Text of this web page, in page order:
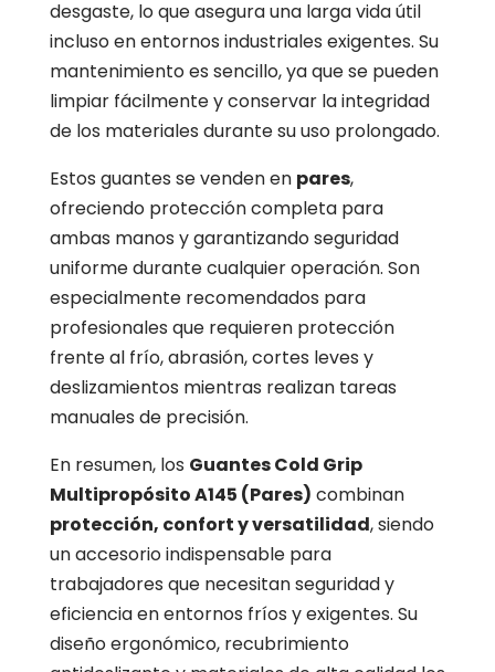
desgaste, lo que asegura una larga vida útil
incluso en entornos industriales exigentes. Su
mantenimiento es sencillo, ya que se pueden
limpiar fácilmente y conservar la integridad
de los materiales durante su uso prolongado.
Estos guantes se venden en pares,
ofreciendo protección completa para
ambas manos y garantizando seguridad
uniforme durante cualquier operación. Son
especialmente recomendados para
profesionales que requieren protección
frente al frío, abrasión, cortes leves y
deslizamientos mientras realizan tareas
manuales de precisión.
En resumen, los Guantes Cold Grip
Multipropósito A145 (Pares) combinan
protección, confort y versatilidad, siendo
un accesorio indispensable para
trabajadores que necesitan seguridad y
eficiencia en entornos fríos y exigentes. Su
diseño ergonómico, recubrimiento